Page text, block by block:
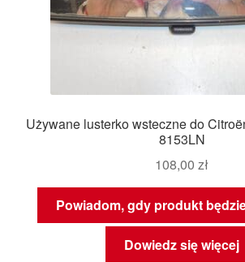
Używane lusterko wsteczne do
8153LN
108,00 zł
Powiadom, gdy produkt
Dowiedz się więcej